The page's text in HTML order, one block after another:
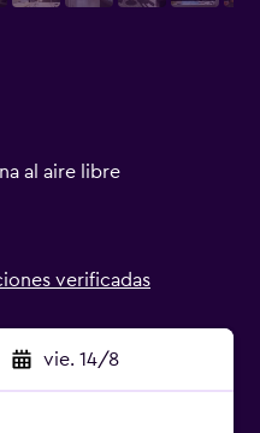
al aire libre
verificadas
vie. 14/8